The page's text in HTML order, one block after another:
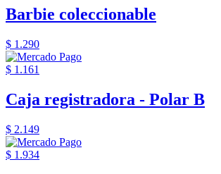
Barbie coleccionable
$ 1.290
$ 1.161
Caja registradora - Polar B
$ 2.149
$ 1.934